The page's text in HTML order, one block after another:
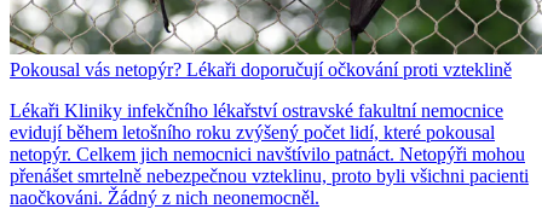
Pokousal vás netopýr? Lékaři doporučují očkování proti vzteklině
Lékaři Kliniky infekčního lékařství ostravské fakultní nemocnice
evidují během letošního roku zvýšený počet lidí, které pokousal
netopýr. Celkem jich nemocnici navštívilo patnáct. Netopýři mohou
přenášet smrtelně nebezpečnou vzteklinu, proto byli všichni pacienti
naočkováni. Žádný z nich neonemocněl.